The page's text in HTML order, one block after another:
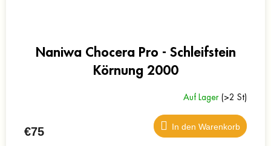
Naniwa Chocera Pro - Schleifstein
Körnung 2000
Auf Lager (>2 St)
€75 In den Warenkorb